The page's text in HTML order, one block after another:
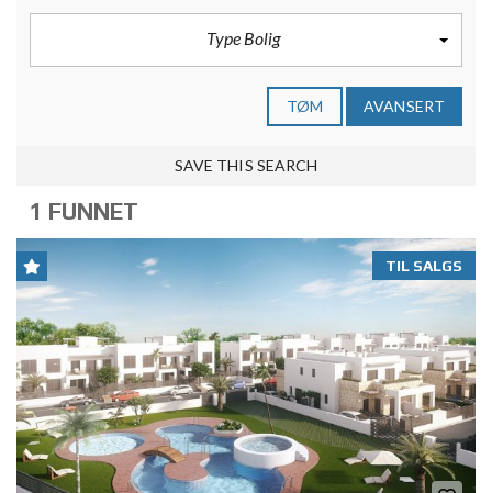
Type Bolig
TØM AVANSERT
SAVE THIS SEARCH
1 FUNNET
TIL SALGS